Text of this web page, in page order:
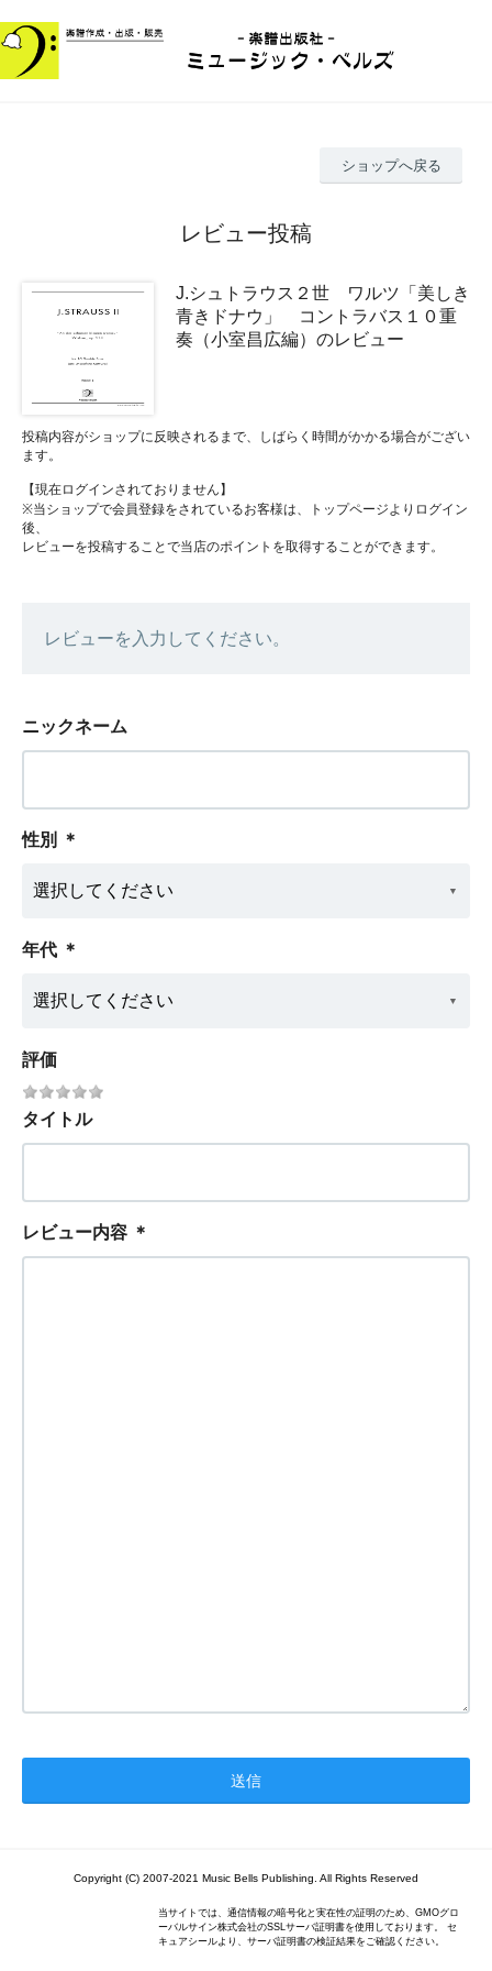
ショップへ戻る
レビュー投稿
J.シュトラウス２世 ワルツ「美しき
青きドナウ」 コントラバス１０重
奏（小室昌広編）のレビュー
投稿内容がショップに反映されるまで、しばらく時間がかかる場合がござい
ます。
【現在ログインされておりません】
※当ショップで会員登録をされているお客様は、トップページよりログイン
後、
レビューを投稿することで当店のポイントを取得することができます。
レビューを入力してください。
ニックネーム
性別 ＊
年代 ＊
評価
タイトル
レビュー内容 ＊
Copyright (C) 2007-2021 Music Bells Publishing. All Rights Reserved
当サイトでは、通信情報の暗号化と実在性の証明のため、GMOグロ
ーバルサイン株式会社のSSLサーバ証明書を使用しております。 セ
キュアシールより、サーバ証明書の検証結果をご確認ください。